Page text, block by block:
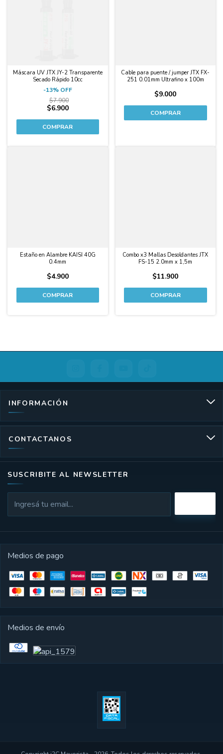
Máscara UV JTX JY-2 Transparente
Secado Rápido 10cc
-13% OFF
$7.900
$6.900
Cable para puente / jumper JTX FX-
251 0.01mm Ultrafino x 100m
$9.000
Estaño en Alambre KAISI 40G
0.4mm
$4.900
Combo x3 Mallas Desoldantes JTX
FS-15 2.0mm x 1,5m
$11.900
INFORMACIÓN
CONTACTANOS
SUSCRIBITE AL NEWSLETTER
Medios de pago
Medios de envío